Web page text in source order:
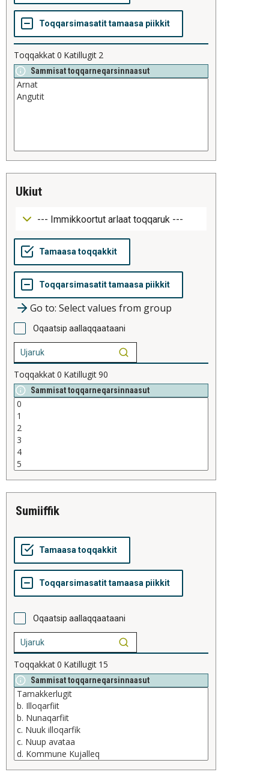
Toqqakkat0 Katillugit 2
Sammisat toqqarneqarsinnaasut
ukiut
Go to: Select values from group
Oqaatsip aallaqqaataani
Toqqakkat0 Katillugit90
Sammisat toqqarneqarsinnaasut
sumiiffik
Oqaatsip aallaqqaataani
Toqqakkat0 Katillugit 15
Sammisat toqqarneqarsinnaasut